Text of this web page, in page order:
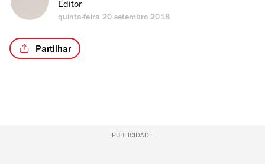
Editor
quinta-feira 20 setembro 2018
Partilhar
PUBLICIDADE